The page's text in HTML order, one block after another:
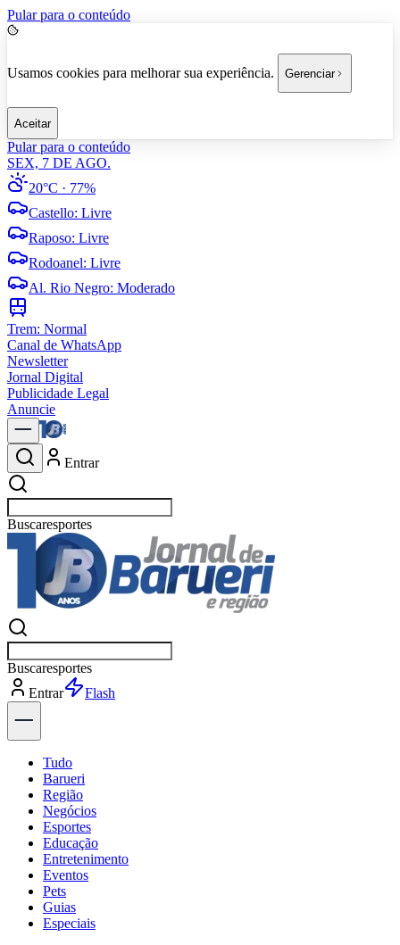
Pular para o conteúdo
Usamos cookies para melhorar sua experiência. Gerenciar
Aceitar
Pular para o conteúdo
SEX, 7 DE AGO.
20°C · 77%
Castello: Livre
Raposo: Livre
Rodoanel: Livre
Al. Rio Negro: Moderado
Trem: Normal
Canal de WhatsApp
Newsletter
Jornal Digital
Publicidade Legal
Anuncie
Entrar
Buscarpolític
Buscarpolítica
Entrar
Explorar
Tudo
Barueri
Região
Negócios
Esportes
Educação
Entretenimento
Eventos
Pets
Guias
Especiais